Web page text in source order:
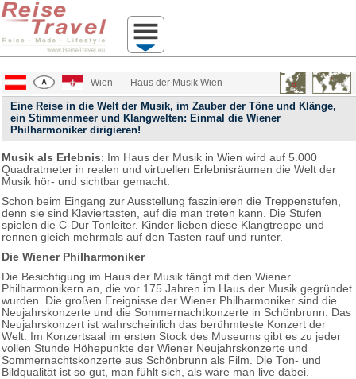
Wien Haus der Musik Wien
Eine Reise in die Welt der Musik, im Zauber der Töne und Klänge,
ein Stimmenmeer und Klangwelten: Einmal die Wiener
Philharmoniker dirigieren!
Musik als Erlebnis: Im Haus der Musik in Wien wird auf 5.000
Quadratmeter in realen und virtuellen Erlebnisräumen die Welt der
Musik hör- und sichtbar gemacht.
Schon beim Eingang zur Ausstellung faszinieren die Treppenstufen,
denn sie sind Klaviertasten, auf die man treten kann. Die Stufen
spielen die C-Dur Tonleiter. Kinder lieben diese Klangtreppe und
rennen gleich mehrmals auf den Tasten rauf und runter.
Die Wiener Philharmoniker
Die Besichtigung im Haus der Musik fängt mit den Wiener
Philharmonikern an, die vor 175 Jahren im Haus der Musik gegründet
wurden. Die großen Ereignisse der Wiener Philharmoniker sind die
Neujahrskonzerte und die Sommernachtkonzerte in Schönbrunn. Das
Neujahrskonzert ist wahrscheinlich das berühmteste Konzert der
Welt. Im Konzertsaal im ersten Stock des Museums gibt es zu jeder
vollen Stunde Höhepunkte der Wiener Neujahrskonzerte und
Sommernachtskonzerte aus Schönbrunn als Film. Die Ton- und
Bildqualität ist so gut, man fühlt sich, als wäre man live dabei.